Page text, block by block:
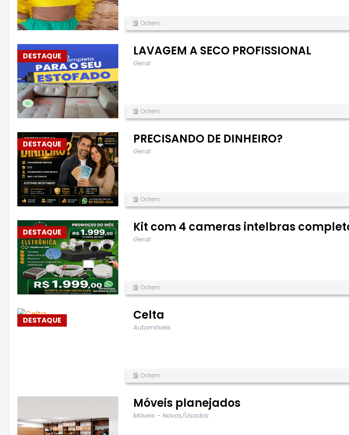
Ontem
DESTAQUE LAVAGEM A SECO PROFISSIONAL
Geral
Ontem
DESTAQUE PRECISANDO DE DINHEIRO?
Geral
Ontem
DESTAQUE Kit com 4 cameras intelbras
Geral
Ontem
DESTAQUE Celta
Automóveis
Ontem
Móveis planejados
Móveis - Novos/Usados